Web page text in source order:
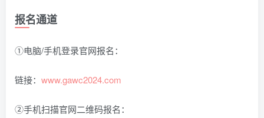
报名通道
①电脑/手机登录官网报名：
链接： www.gawc2024.com
②手机扫描官网二维码报名：